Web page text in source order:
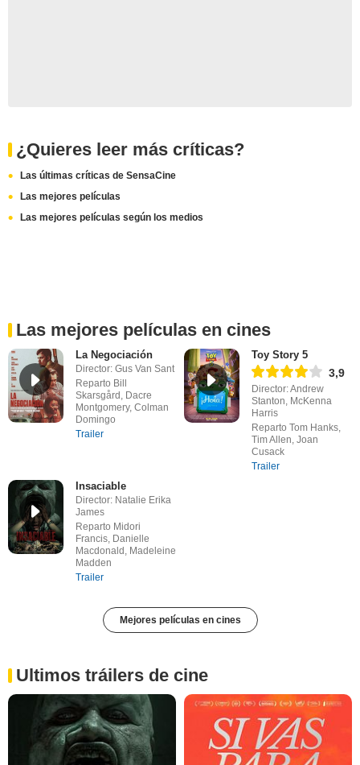
¿Quieres leer más críticas?
Las últimas críticas de SensaCine
Las mejores películas
Las mejores películas según los medios
Las mejores películas en cines
La Negociación
Director: Gus Van Sant
Reparto Bill
Skarsgård, Dacre
Montgomery, Colman
Domingo
Trailer
Toy Story 5
3,9
Director: Andrew
Stanton, McKenna
Harris
Reparto Tom Hanks,
Tim Allen, Joan
Cusack
Trailer
Insaciable
Director: Natalie Erika
James
Reparto Midori
Francis, Danielle
Macdonald, Madeleine
Madden
Trailer
Mejores películas en cines
Ultimos tráilers de cine